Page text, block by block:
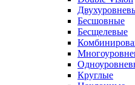
Бесшовные
Бесщелевые
Круглые